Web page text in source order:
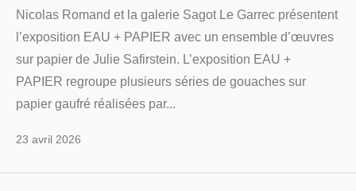
Nicolas Romand et la galerie Sagot Le Garrec présentent
l’exposition EAU + PAPIER avec un ensemble d’œuvres
sur papier de Julie Safirstein. L’exposition EAU +
PAPIER regroupe plusieurs séries de gouaches sur
papier gaufré réalisées par...
23 avril 2026